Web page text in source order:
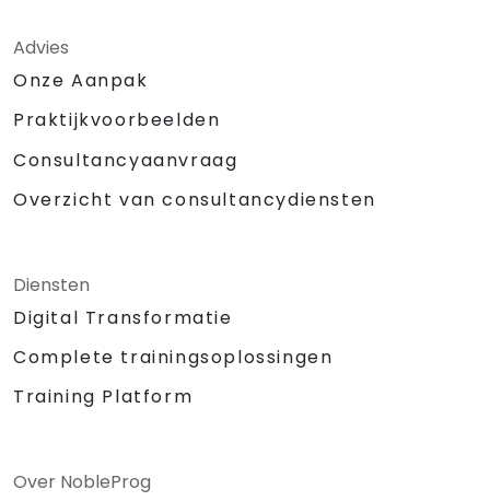
Advies
Onze Aanpak
Praktijkvoorbeelden
Consultancyaanvraag
Overzicht van consultancydiensten
Diensten
Digital Transformatie
Complete trainingsoplossingen
Training Platform
Over NobleProg